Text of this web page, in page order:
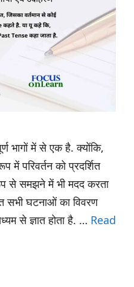
भागों में से एक है. क्योंकि,
परिवर्तन को प्रदर्शित
से समझने में भी मदद करता
सभी घटनाओं का विवरण
से ज्ञात होता है. … Read